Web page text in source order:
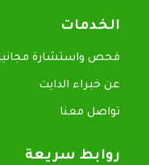
الخدمات
فحص واستشارة
عن خبراء الدايت
تواصل معنا
روابط سريعة